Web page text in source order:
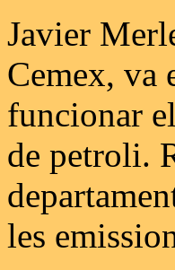
Javier
Cemex, va
funcionar
de petroli.
les